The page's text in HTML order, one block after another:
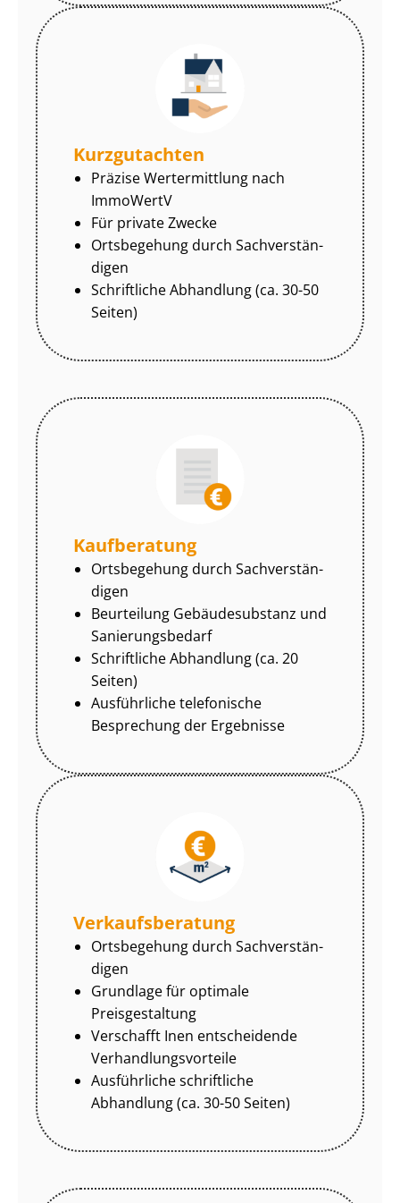
Kurzgutachten
Präzise Wertermittlung nach
ImmoWertV
Für private Zwecke
Ortsbegehung durch Sach­ver­stän­
di­gen
Schriftliche Abhandlung (ca. 30-50
Seiten)
Kaufberatung
Ortsbegehung durch Sach­ver­stän­
di­gen
Beurteilung Gebäudesubstanz und
Sa­nie­rungs­be­darf
Schriftliche Abhandlung (ca. 20
Seiten)
Ausführliche telefonische
Besprechung der Ergebnisse
Ver­kaufs­be­ra­tung
Ortsbegehung durch Sach­ver­stän­
di­gen
Grundlage für optimale
Preisgestaltung
Verschafft Inen entscheidende
Ver­hand­lungs­vor­tei­le
Ausführliche schriftliche
Abhandlung (ca. 30-50 Seiten)